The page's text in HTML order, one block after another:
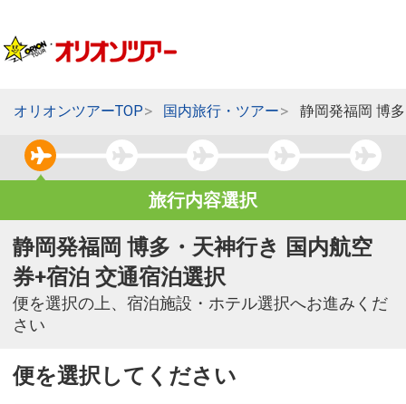
オリオンツアーTOP 国内旅行・ツアー 静岡発福岡 博
旅行内容選択
静岡発福岡 博多・天神行き 国内航空
券+宿泊 交通宿泊選択
便を選択の上、宿泊施設・ホテル選択へお進みくだ
さい
便を選択してください